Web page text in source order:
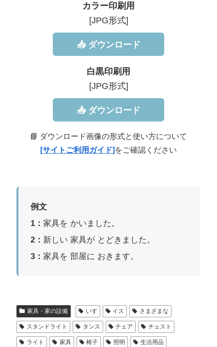
カラー印刷用
[JPG形式]
📥 ダウンロード
白黒印刷用
[JPG形式]
📥 ダウンロード
📘 ダウンロード画像の形式と使い方について
[サイトご利用ガイド] をご確認ください
例文
1： 家具を かいました。
2： 新しい 家具が とどきました。
3： 家具を 部屋に おきます。
家具・家の設備 いす イス さまざまな
スタンドライト タンス チェア チェスト
ライト 家具 椅子 照明 生活用品